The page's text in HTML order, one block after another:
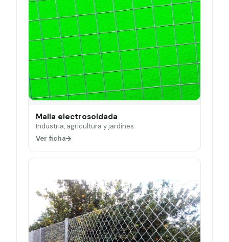
Malla electrosoldada
Industria, agricultura y jardines.
Ver ficha